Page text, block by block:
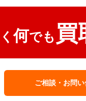
何でも 買
ご相談・お問